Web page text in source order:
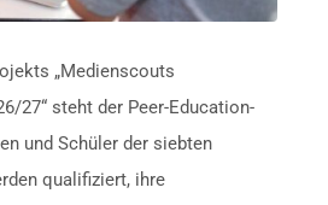
„Medienscouts
27“ steht der Peer-Education-
und Schüler der siebten
qualifiziert, ihre